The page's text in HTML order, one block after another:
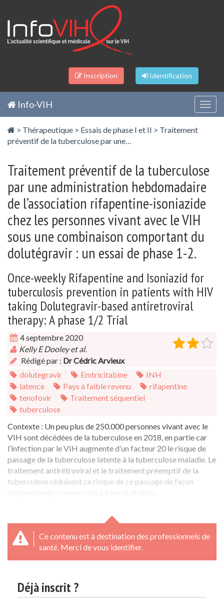
Inscription Identification
Info-VIH
> Thérapeutique > Essais de phase I et II > Traitement
préventif de la tuberculose par une…
Traitement préventif de la tuberculose
par une administration hebdomadaire
de l’association rifapentine-isoniazide
chez les personnes vivant avec le VIH
sous une combinaison comportant du
dolutégravir : un essai de phase 1-2.
Once-weekly Rifapentine and Isoniazid for
tuberculosis prevention in patients with HIV
taking Dolutegravir-based antiretroviral
therapy: A phase 1/2 Trial
4 septembre 2020
Kelly E Dooley et al.
Rédigé par : Dr Cédric Arvieux
dolutegravir
Emtricitabine
INH
latence
Pays à faible revenu
rifapentine
tenofovir
Traitement séquentiel
tuberculose
Contexte : Un peu plus de 250.000 personnes vivant avec le
VIH sont décédées de la tuberculose en 2018, en partie car
l’infection par le VIH augmente d’un facteur 20 le risque de
passage de la tuberculose latente à la tuberculose maladie. Le
traitement antirétroviral et le traitement préemptif de la
tuberculose réduisent ce risque de ce passage de façon
Ce contenu est à destination des professionnels de
santé. Merci de vous identifier.
Déjà inscrit ?
Panneau de gestion des cookies